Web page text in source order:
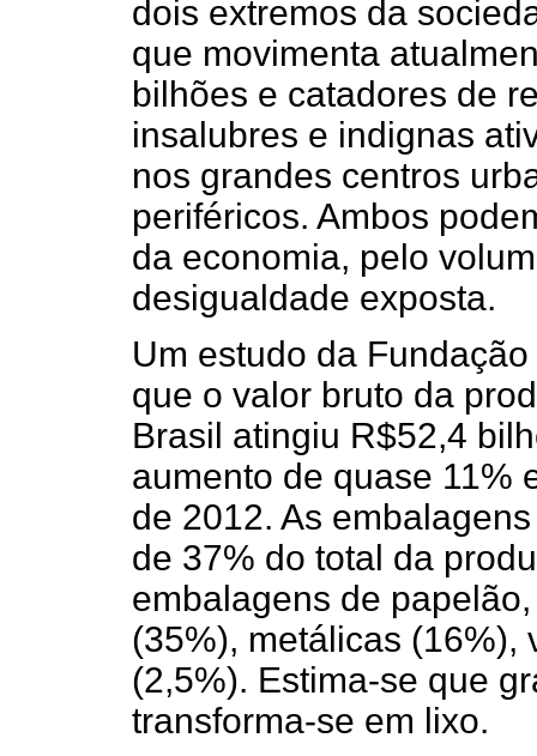
dois extremos da
que movimenta
bilhões e catadores de
insalubres e indignas
nos grandes centros
periféricos. Ambos
da economia, pelo
desigualdade exposta.
Um estudo da
que o valor bruto da
Brasil atingiu R$52,4
aumento de quase 11%
de 2012. As
de 37% do total da
embalagens de
(35%), metálicas (16%),
(2,5%). Estima-se que
transforma-se em lixo.